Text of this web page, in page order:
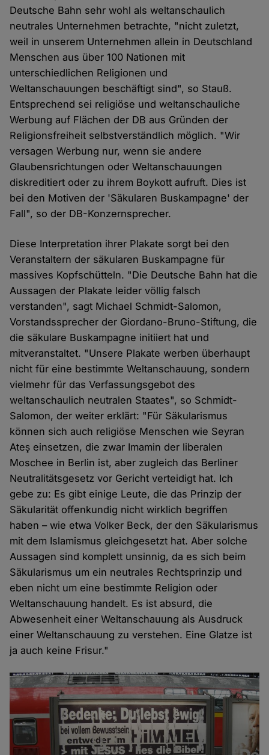
Deutsche Bahn sehr wohl als weltanschaulich
neutrales Unternehmen betrachte, "nicht zuletzt,
weil in unserem Unternehmen allein in Deutschland
Menschen aus über 100 Nationen mit
unterschiedlichen Religionen und
Weltanschauungen beschäftigt sind", so Stauß.
Entsprechend sei religiöse und weltanschauliche
Werbung auf Flächen der DB aus Gründen der
Religionsfreiheit selbstverständlich möglich. "Wir
versagen Werbung nur, wenn sie andere
Glaubensrichtungen oder Weltanschauungen
diskreditiert oder zu ihrem Boykott aufruft. Dies ist
bei den Motiven der 'Säkularen Buskampagne' der
Fall", so der DB-Konzernsprecher.
Diese Interpretation ihrer Plakate sorgt bei den
Veranstaltern der säkularen Buskampagne für
massives Kopfschütteln. "Die Deutsche Bahn hat die
Aussagen der Plakate leider völlig falsch
verstanden", sagt Michael Schmidt-Salomon,
Vorstandssprecher der Giordano-Bruno-Stiftung, die
die säkulare Buskampagne initiiert hat und
mitveranstaltet. "Unsere Plakate werben überhaupt
nicht für eine bestimmte Weltanschauung, sondern
vielmehr für das Verfassungsgebot des
weltanschaulich neutralen Staates", so Schmidt-
Salomon, der weiter erklärt: "Für Säkularismus
können sich auch religiöse Menschen wie Seyran
Ateş einsetzen, die zwar Imamin der liberalen
Moschee in Berlin ist, aber zugleich das Berliner
Neutralitätsgesetz vor Gericht verteidigt hat. Ich
gebe zu: Es gibt einige Leute, die das Prinzip der
Säkularität offenkundig nicht wirklich begriffen
haben – wie etwa Volker Beck, der den Säkularismus
mit dem Islamismus gleichgesetzt hat. Aber solche
Aussagen sind komplett unsinnig, da es sich beim
Säkularismus um ein neutrales Rechtsprinzip und
eben nicht um eine bestimmte Religion oder
Weltanschauung handelt. Es ist absurd, die
Abwesenheit einer Weltanschauung als Ausdruck
einer Weltanschauung zu verstehen. Eine Glatze ist
ja auch keine Frisur."